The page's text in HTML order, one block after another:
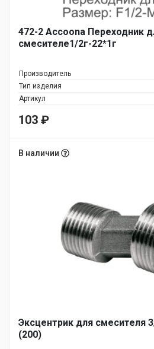
472-2 Accoona Переходник
смесителе1/2г-22*1г
Производитель
Тип изделия
Артикул
103 ₽
В наличии
Эксцентрик для смесителя
(200)